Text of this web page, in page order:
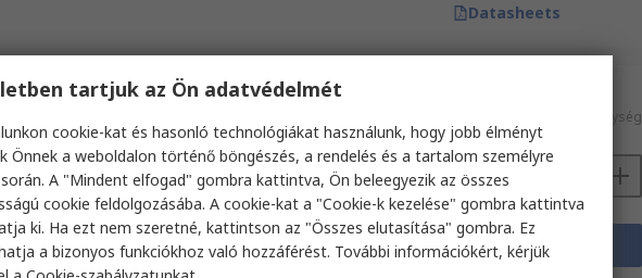
Datasheets
Raktáron
RS PRO NC, típus: Pozitív
nyomás Nyomáskapcsoló 50
bar, nyomástartomány: 400
bar
RS raktári szám 297-0030
73 830 Ft/egység
Mennyiség
Hozzáadás
tartjuk az Ön adatvédelmét
cookie-kat és hasonló technológiákat használunk, hogy jobb élményt
Önnek a weboldalon történő böngészés, a rendelés és a tartalom személyre
A "Mindent elfogad" gombra kattintva, Ön beleegyezik az összes
cookie feldolgozásába. A cookie-kat a "Cookie-k kezelése" gombra kattintva
ki. Ha ezt nem szeretné, kattintson az "Összes elutasítása" gombra. Ez
a bizonyos funkciókhoz való hozzáférést. További információkért, kérjük